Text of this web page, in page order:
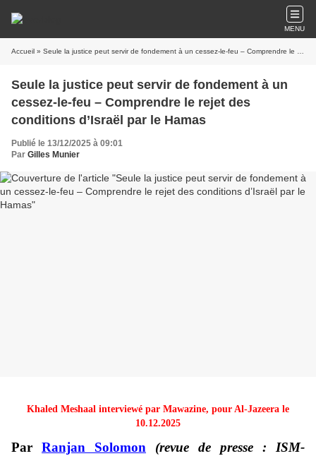
MENU
Accueil » Seule la justice peut servir de fondement à un cessez-le-feu – Comprendre le rejet des conditions d’Israël par le Hamas
Seule la justice peut servir de fondement à un
cessez-le-feu – Comprendre le rejet des
conditions d’Israël par le Hamas
Publié le 13/12/2025 à 09:01
Par Gilles Munier
Khaled Meshaal interviewé par Mawazine, pour Al-Jazeera le
10.12.2025
Par Ranjan Solomon
(revue de presse : ISM-